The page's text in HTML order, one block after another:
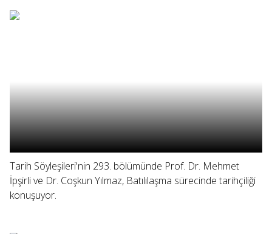
Tarih Söyleşileri'nin 293. bölümünde Prof. Dr. Mehmet
İpşirli ve Dr. Coşkun Yılmaz, Batılılaşma sürecinde tarihçiliği
konuşuyor.